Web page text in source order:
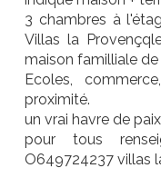
3 chambres à
Villas la
maison familliale de
Ecoles,
proximité.
un vrai havre de
pour tous
O649724237 villas